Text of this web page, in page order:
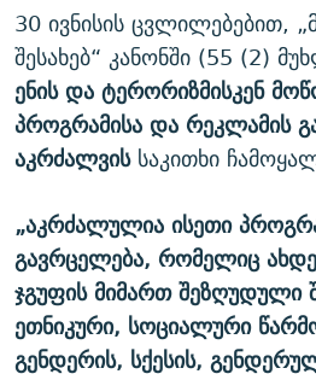
30 ივნისის ცვლილებებით,
შესახებ“ კანონში (55​ (2)
ენის და ტერორიზმისკენ
პროგრამისა და რეკლამის
აკრძალვისსაკითხი
„აკრძალულია ისეთი
გავრცელება, რომელიც
ჯგუფის მიმართ შეზღუდული
ეთნიკური, სოციალური
გენდერის, სქესის,